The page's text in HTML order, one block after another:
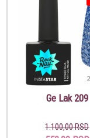
Ge Lak 209
1.100,00 RSD